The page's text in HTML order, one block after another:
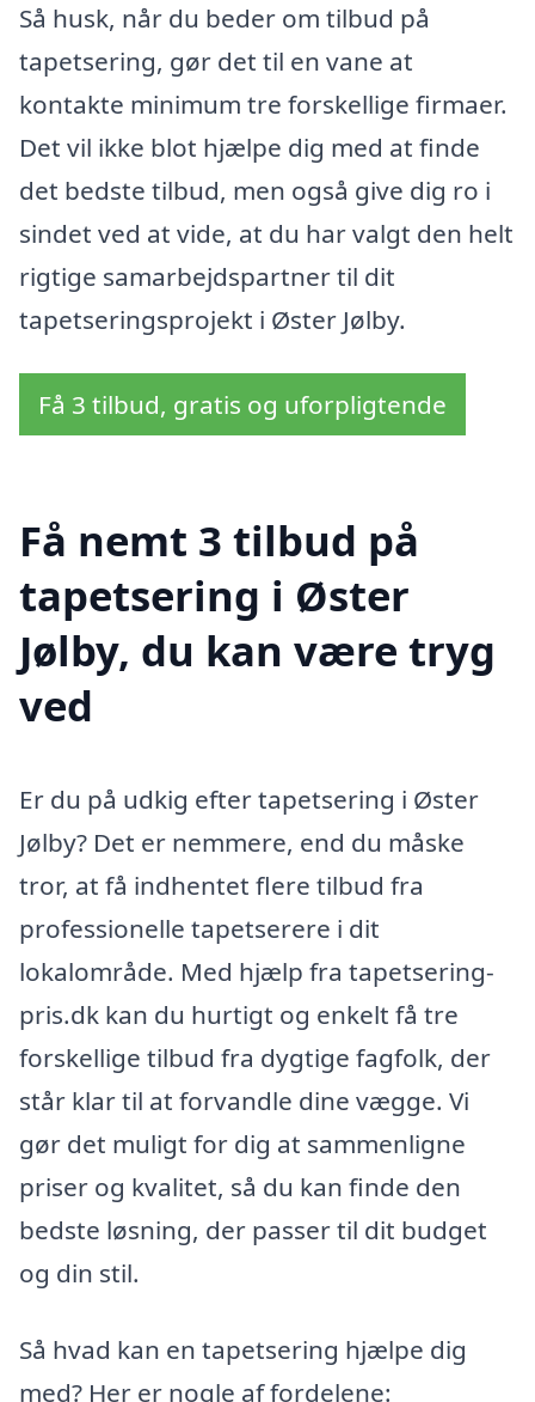
Så husk, når du beder om tilbud på
tapetsering, gør det til en vane at
kontakte minimum tre forskellige firmaer.
Det vil ikke blot hjælpe dig med at finde
det bedste tilbud, men også give dig ro i
sindet ved at vide, at du har valgt den helt
rigtige samarbejdspartner til dit
tapetseringsprojekt i Øster Jølby.
Få 3 tilbud, gratis og uforpligtende
Få nemt 3 tilbud på
tapetsering i Øster
Jølby, du kan være tryg
ved
Er du på udkig efter tapetsering i Øster
Jølby? Det er nemmere, end du måske
tror, at få indhentet flere tilbud fra
professionelle tapetserere i dit
lokalområde. Med hjælp fra tapetsering-
pris.dk kan du hurtigt og enkelt få tre
forskellige tilbud fra dygtige fagfolk, der
står klar til at forvandle dine vægge. Vi
gør det muligt for dig at sammenligne
priser og kvalitet, så du kan finde den
bedste løsning, der passer til dit budget
og din stil.
Så hvad kan en tapetsering hjælpe dig
med? Her er nogle af fordelene: